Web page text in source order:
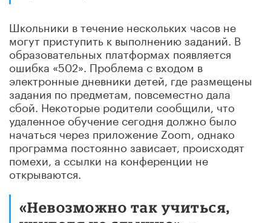
Школьники в течение нескольких часов не
могут приступить к выполнению заданий. В
образовательных платформах появляется
ошибка «502». Проблема с входом в
электронные дневники детей, где размещены
задания по предметам, повсеместно дала
сбой. Некоторые родители сообщили, что
удаленное обучение сегодня должно было
начаться через приложение Zoom, однако
программа постоянно зависает, происходят
помехи, а ссылки на конференции не
открываются.
«Невозможно так учиться,